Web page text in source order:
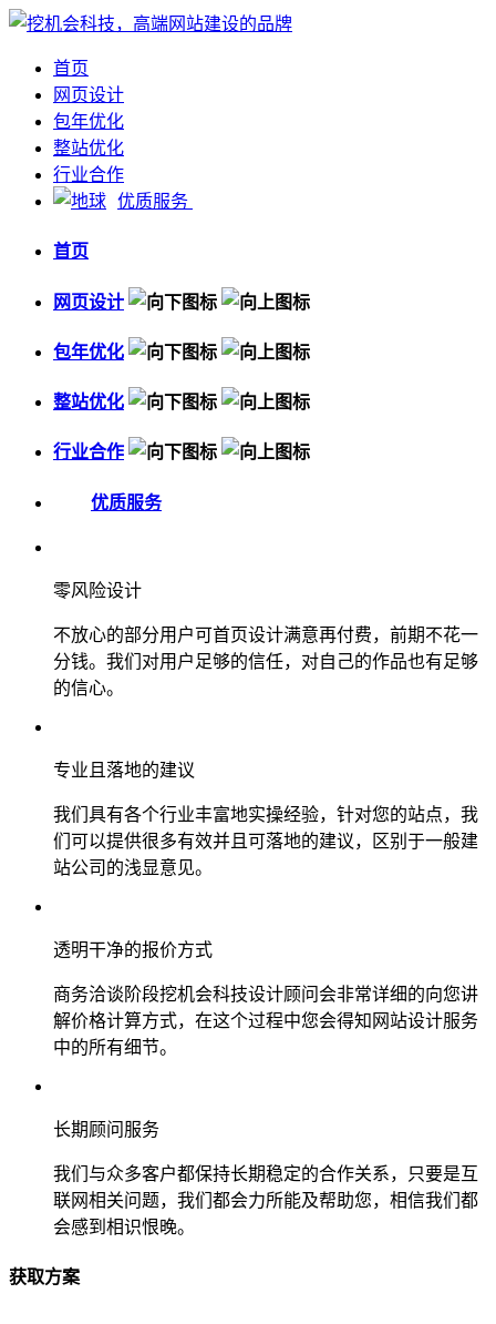
首页
网页设计
包年优化
整站优化
行业合作
优质服务
首页
网页设计
包年优化
整站优化
行业合作
优质服务
零风险设计
不放心的部分用户可首页设计满意再付费，前期不花一
分钱。我们对用户足够的信任，对自己的作品也有足够
的信心。
专业且落地的建议
我们具有各个行业丰富地实操经验，针对您的站点，我
们可以提供很多有效并且可落地的建议，区别于一般建
站公司的浅显意见。
透明干净的报价方式
商务洽谈阶段挖机会科技设计顾问会非常详细的向您讲
解价格计算方式，在这个过程中您会得知网站设计服务
中的所有细节。
长期顾问服务
我们与众多客户都保持长期稳定的合作关系，只要是互
联网相关问题，我们都会力所能及帮助您，相信我们都
会感到相识恨晚。
获取方案